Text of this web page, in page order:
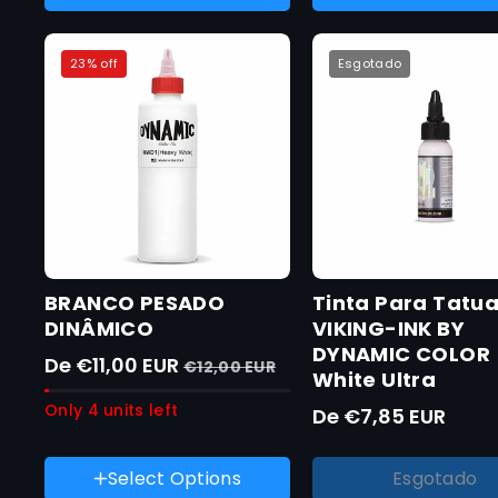
Variante
esgotada
ou
indisponível
8 onçasVariante
esgotada
ou
indisponível
indisponível
Variante
esgotada
ou
indisponível
500 mlVariante
esgotada
ou
indisponível
23% off
BRANCO PESADO
DINÂMICO
De €11,00 EUR €12,00 EUR
Only 4 units left
Peso :8 onças
Select Options
Esgotado
Tinta Para
VIKING-INK BY
DYNAMIC COLOR
White Ultra
De €7,85 EUR
Talla :0,5 onças
esgotada
ou
Variante
Esgotado